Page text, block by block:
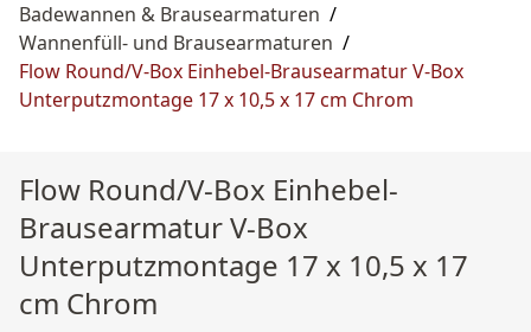
Badewannen & Brausearmaturen /
Wannenfüll- und Brausearmaturen /
Flow Round/V-Box Einhebel-Brausearmatur V-Box
Unterputzmontage 17 x 10,5 x 17 cm Chrom
Flow Round/V-Box Einhebel-
Brausearmatur V-Box
Unterputzmontage 17 x 10,5 x 17
cm Chrom